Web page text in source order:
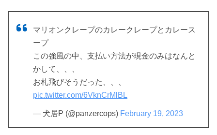
マリオンクレープのカレークレープとカレース
ープ
この強風の中、支払い方法が現金のみはなんと
かして、、、
お札飛びそうだった、、、
pic.twitter.com/6VknCrMlBL
— 犬居P (@panzercops) February 19, 2023